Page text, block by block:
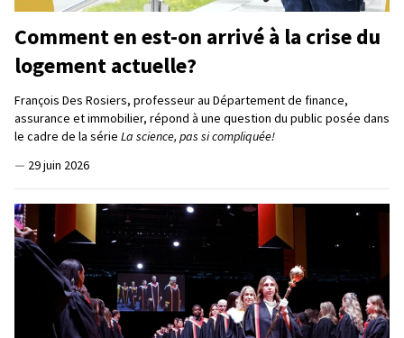
Comment en est-on arrivé à la crise du
logement actuelle?
François Des Rosiers, professeur au Département de finance,
assurance et immobilier, répond à une question du public posée dans
le cadre de la série La science, pas si compliquée!
— 29 juin 2026